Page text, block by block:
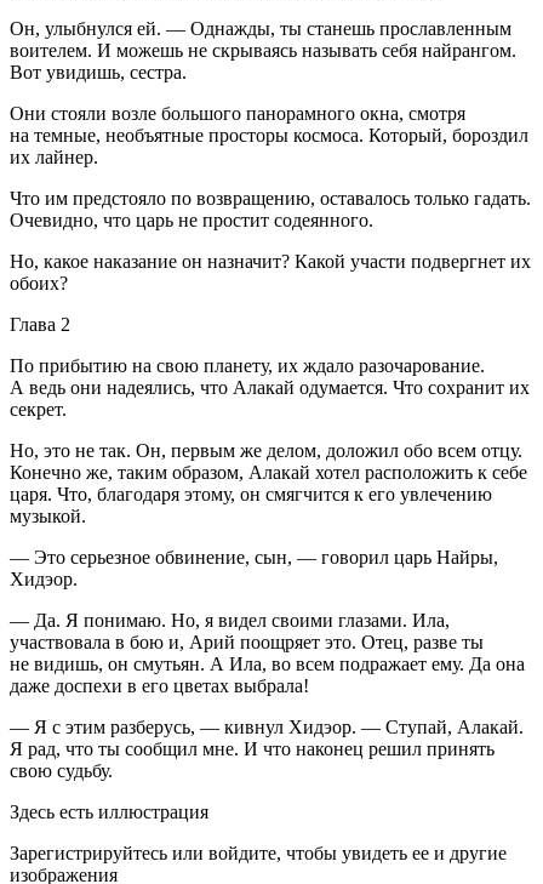
Он, улыбнулся ей. — Однажды, ты станешь прославленным
воителем. И можешь не скрываясь называть себя найрангом.
Вот увидишь, сестра.
Они стояли возле большого панорамного окна, смотря
на темные, необъятные просторы космоса. Который, бороздил
их лайнер.
Что им предстояло по возвращению, оставалось только гадать.
Очевидно, что царь не простит содеянного.
Но, какое наказание он назначит? Какой участи подвергнет их
обоих?
Глава 2
По прибытию на свою планету, их ждало разочарование.
А ведь они надеялись, что Алакай одумается. Что сохранит их
секрет.
Но, это не так. Он, первым же делом, доложил обо всем отцу.
Конечно же, таким образом, Алакай хотел расположить к себе
царя. Что, благодаря этому, он смягчится к его увлечению
музыкой.
— Это серьезное обвинение, сын, — говорил царь Найры,
Хидэор.
— Да. Я понимаю. Но, я видел своими глазами. Ила,
участвовала в бою и, Арий поощряет это. Отец, разве ты
не видишь, он смутьян. А Ила, во всем подражает ему. Да она
даже доспехи в его цветах выбрала!
— Я с этим разберусь, — кивнул Хидэор. — Ступай, Алакай.
Я рад, что ты сообщил мне. И что наконец решил принять
свою судьбу.
Здесь есть иллюстрация
Зарегистрируйтесь или войдите, чтобы увидеть ее и другие
изображения